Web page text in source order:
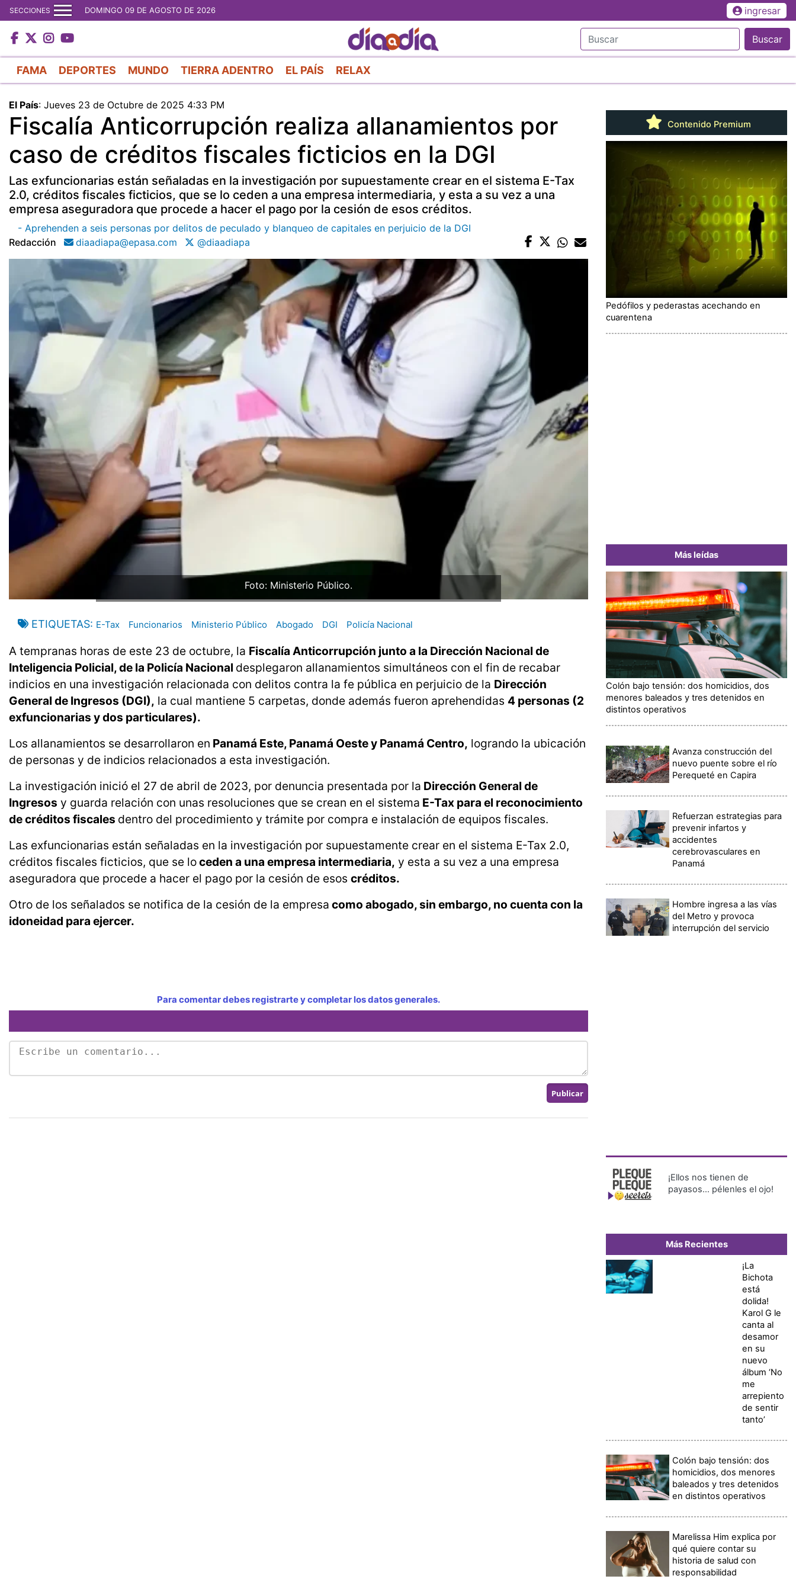
al
contenido
principal
SECCIONES DOMINGO 09 DE AGOSTO DE 2026 ingresar
Buscar
FAMA DEPORTES MUNDO TIERRA ADENTRO EL PAÍS RELAX
El País: Jueves 23 de Octubre de 2025 4:33 PM
Fiscalía Anticorrupción realiza allanamientos por
caso de créditos fiscales ficticios en la DGI
Las exfuncionarias están señaladas en la investigación por supuestamente crear en el sistema E-Tax
2.0, créditos fiscales ficticios, que se lo ceden a una empresa intermediaria, y esta a su vez a una
empresa aseguradora que procede a hacer el pago por la cesión de esos créditos.
- Aprehenden a seis personas por delitos de peculado y blanqueo de capitales en perjuicio de la DGI
Redacción
diaadiapa@epasa.com @diaadiapa
Foto: Ministerio Público.
ETIQUETAS E-Tax Funcionarios Ministerio Público Abogado DGI Policía Nacional
A tempranas horas de este 23 de octubre, la Fiscalía Anticorrupción junto a la Dirección Nacional de
Inteligencia Policial, de la Policía Nacional desplegaron allanamientos simultáneos con el fin de recabar
indicios en una investigación relacionada con delitos contra la fe pública en perjuicio de la Dirección
General de Ingresos (DGI), la cual mantiene 5 carpetas, donde además fueron aprehendidas 4 personas (2
exfuncionarias y dos particulares).
Los allanamientos se desarrollaron en Panamá Este, Panamá Oeste y Panamá Centro, logrando la ubicación
de personas y de indicios relacionados a esta investigación.
La investigación inició el 27 de abril de 2023, por denuncia presentada por la Dirección General de
Ingresos y guarda relación con unas resoluciones que se crean en el sistema E-Tax para el reconocimiento
de créditos fiscales dentro del procedimiento y trámite por compra e instalación de equipos fiscales.
Las exfuncionarias están señaladas en la investigación por supuestamente crear en el sistema E-Tax 2.0,
créditos fiscales ficticios, que se loceden a una empresa intermediaria, y esta a su vez a una empresa
aseguradora que procede a hacer el pago por la cesión de esos créditos.
Otro de los señalados se notifica de la cesión de la empresa como abogado, sin embargo, no cuenta con la
idoneidad para ejercer.
Para comentar debes registrarte y completar los datos generales.
Contenido Premium
Pedófilos y pederastas acechando en
cuarentena
Más leídas
Colón bajo tensión: dos homicidios, dos
menores baleados y tres detenidos en
distintos operativos
Avanza construcción del
nuevo puente sobre el río
Perequeté en Capira
Refuerzan estrategias para
prevenir infartos y
accidentes
cerebrovasculares en
Panamá
Hombre ingresa a las vías
del Metro y provoca
interrupción del servicio
¡Ellos nos tienen de
payasos… pélenles el ojo!
Más Recientes
¡La
Bichota
está
dolida!
Karol G le
canta al
desamor
en su
nuevo
álbum ‘No
me
arrepiento
de sentir
tanto’
Colón bajo tensión: dos
homicidios, dos menores
baleados y tres detenidos
en distintos operativos
Marelissa Him explica por
qué quiere contar su
historia de salud con
responsabilidad